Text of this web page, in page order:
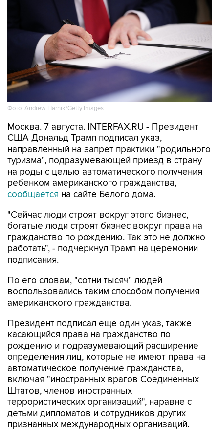
Фото: Andrew Harnik/Getty Images
Москва. 7 августа. INTERFAX.RU - Президент
США Дональд Трамп подписал указ,
направленный на запрет практики "родильного
туризма", подразумевающей приезд в страну
на роды с целью автоматического получения
ребенком американского гражданства,
сообщается на сайте Белого дома.
"Сейчас люди строят вокруг этого бизнес,
богатые люди строят бизнес вокруг права на
гражданство по рождению. Так это не должно
работать", - подчеркнул Трамп на церемонии
подписания.
По его словам, "сотни тысяч" людей
воспользовались таким способом получения
американского гражданства.
Президент подписал еще один указ, также
касающийся права на гражданство по
рождению и подразумевающий расширение
определения лиц, которые не имеют права на
автоматическое получение гражданства,
включая "иностранных врагов Соединенных
Штатов, членов иностранных
террористических организаций", наравне с
детьми дипломатов и сотрудников других
признанных международных организаций.